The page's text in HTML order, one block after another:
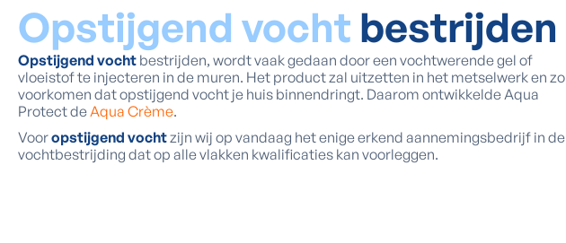
Opstijgend vocht bestrijden
Opstijgend vocht bestrijden, wordt vaak gedaan door een vochtwerende gel of
vloeistof te injecteren in de muren. Het product zal uitzetten in het metselwerk en zo
voorkomen dat opstijgend vocht je huis binnendringt. Daarom ontwikkelde Aqua
Protect de Aqua Crème.
Vooropstijgend vochtzijn wij op vandaag het enige erkend aannemingsbedrijf in de
vochtbestrijding dat op alle vlakken kwalificaties kan voorleggen.